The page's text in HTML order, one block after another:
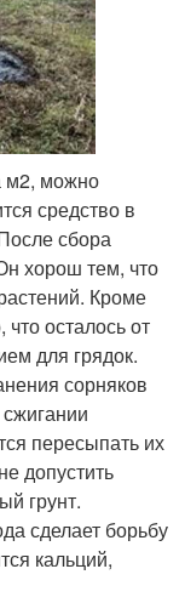
м2, можно
средство в
сбора
хорош тем, что
Кроме
что осталось от
для грядок.
сорняков
пересыпать их
допустить
грунт.
сделает борьбу
кальций,